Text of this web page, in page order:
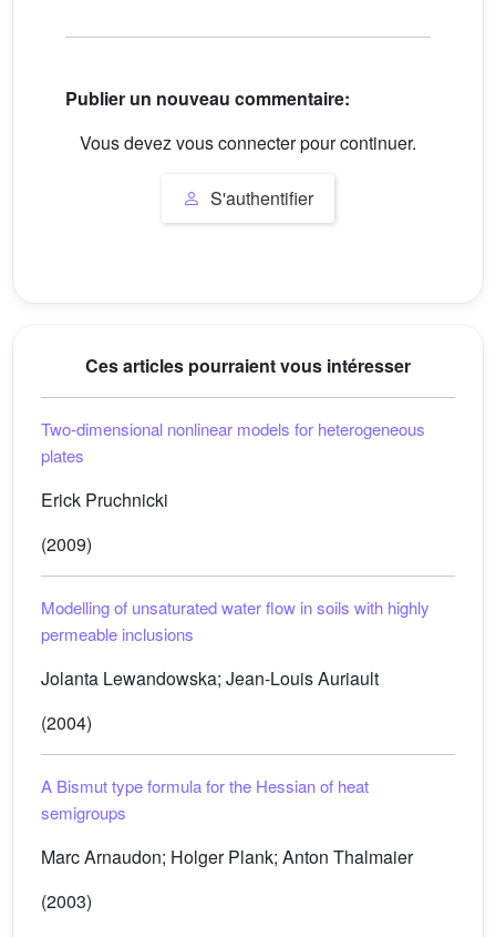
Publier un nouveau commentaire:
Vous devez vous connecter pour continuer.
S'authentifier
Ces articles pourraient vous intéresser
Two-dimensional nonlinear models for heterogeneous
plates
Erick Pruchnicki
(2009)
Modelling of unsaturated water flow in soils with highly
permeable inclusions
Jolanta Lewandowska; Jean-Louis Auriault
(2004)
A Bismut type formula for the Hessian of heat
semigroups
Marc Arnaudon; Holger Plank; Anton Thalmaier
(2003)